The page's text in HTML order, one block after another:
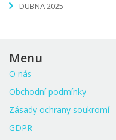
DUBNA 2025
Menu
O nás
Obchodní podmínky
Zásady ochrany soukromí
GDPR